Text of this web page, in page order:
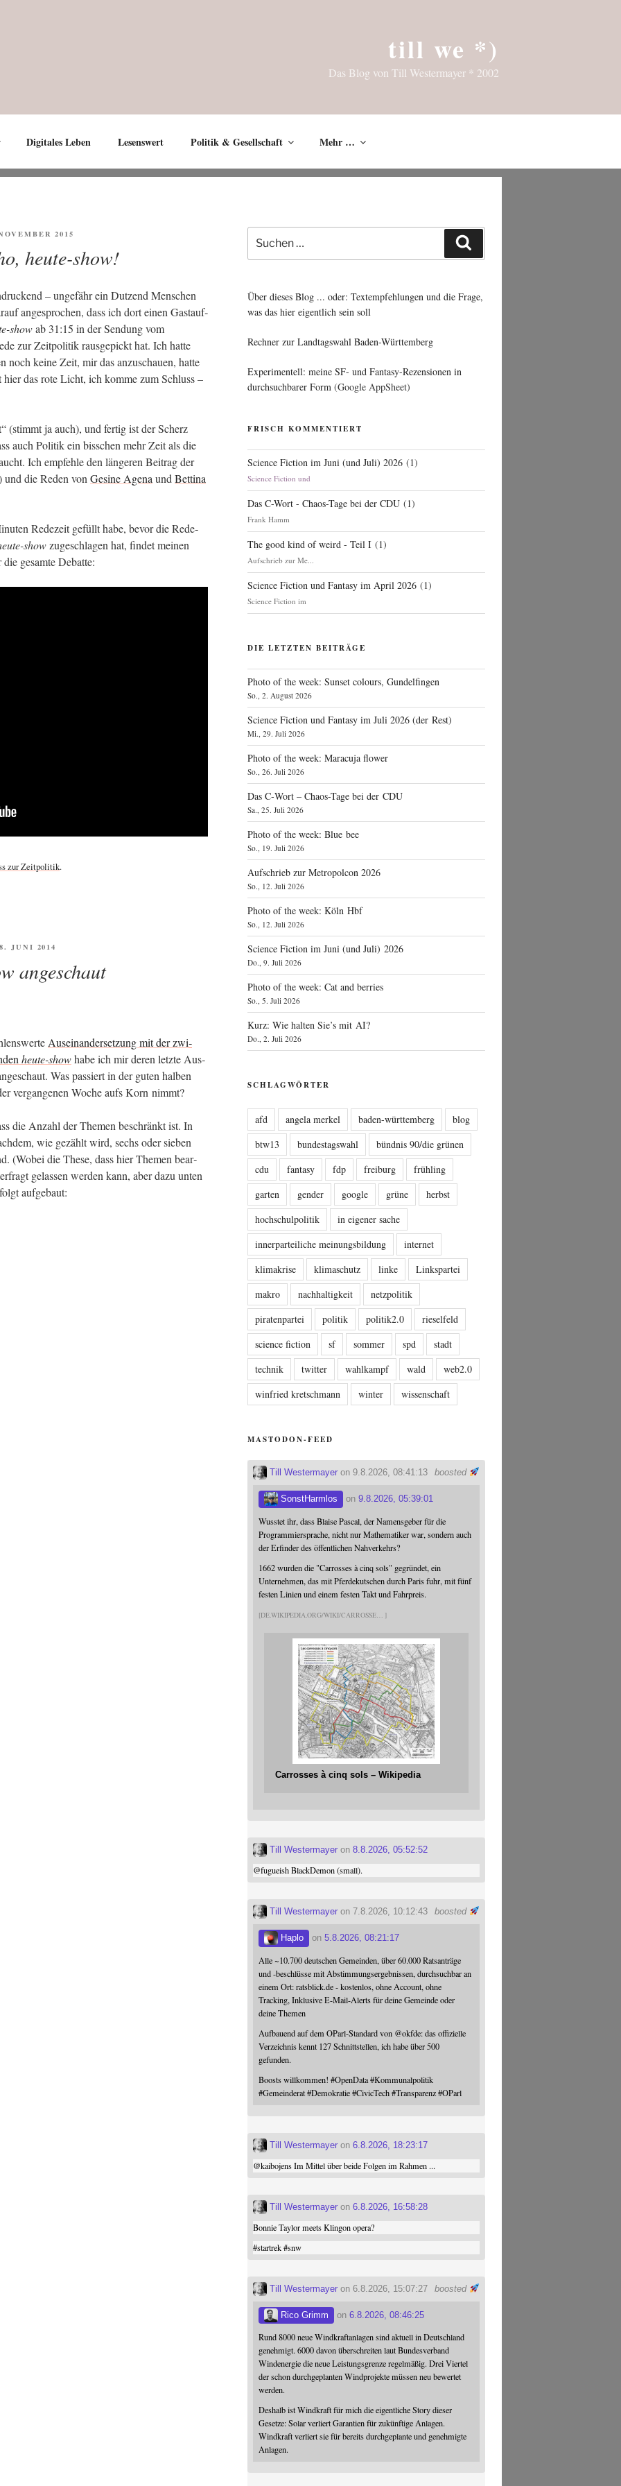
till we *)
Das Blog von Till Westermayer * 2002
Digitales Leben Lesenswert Politik & Gesellschaft Mehr …
2015
heute-show!
– unge­fähr ein Dut­zend Men­schen
ange­spro­chen, dass ich dort einen Gast­auf­
showab 31:15 in der Sen­dung vom
zur Zeit­po­li­tik raus­ge­pickt hat. Ich hat­te
kei­ne Zeit, mir das anzu­schau­en, hat­te
das rote Licht, ich kom­me zum Schluss –
(stimmt ja auch), und fer­tig ist der Scherz
auch Poli­tik ein biss­chen mehr Zeit als die
Ich emp­feh­le den län­ge­ren Bei­trag der
die Reden von Gesi­ne Age­na und Bet­ti­na
Rede­zeit gefüllt habe, bevor die Rede­
showzuge­schla­gen hat, fin­det mei­nen
gesam­te Debatte:
zur Zeit­po­li­tik.
JUNI 2014
angeschaut
Aus­ein­an­der­set­zung mit der zwi­
heu­te-showhabe ich mir deren letz­te Aus­
Was pas­siert in der guten hal­ben
ver­gan­ge­nen Woche aufs Korn nimmt?
die Anzahl der The­men beschränkt ist. In
wie gezählt wird, sechs oder sie­ben
(Wobei die The­se, dass hier The­men bear­
gelas­sen wer­den kann, aber dazu unten
aufgebaut:
Suche
nach:
Über dieses Blog ... oder: Textempfehlungen und die Frage,
was das hier eigentlich sein soll
Rechner zur Landtagswahl Baden-Württemberg
Experimentell: meine SF- und Fantasy-Rezensionen in
durchsuchbarer Form (Google AppSheet)
FRISCH KOMMENTIERT
Science Fiction im Juni (und Juli) 2026 (1)
Science Fiction und
Das C-Wort - Chaos-Tage bei der CDU (1)
Frank Hamm
The good kind of weird - Teil I (1)
Aufschrieb zur Me...
Science Fiction und Fantasy im April 2026 (1)
Science Fiction im
DIE LETZTEN BEITRÄGE
Photo of the week: Sunset colours, Gundelfingen
So., 2. August 2026
Science Fiction und Fantasy im Juli 2026 (der Rest)
Mi., 29. Juli 2026
Photo of the week: Maracuja flower
So., 26. Juli 2026
Das C‑Wort – Chaos-Tage bei der CDU
Sa., 25. Juli 2026
Photo of the week: Blue bee
So., 19. Juli 2026
Aufschrieb zur Metropolcon 2026
So., 12. Juli 2026
Photo of the week: Köln Hbf
So., 12. Juli 2026
Science Fiction im Juni (und Juli) 2026
Do., 9. Juli 2026
Photo of the week: Cat and berries
So., 5. Juli 2026
Kurz: Wie halten Sie’s mit AI?
Do., 2. Juli 2026
SCHLAGWÖRTER
afd angela merkel baden-württemberg
blog
btw13
bundestagswahl
bündnis 90/die grünen
cdu
fantasy fdp freiburg
frühling
garten
gender google grüne
herbst
hochschulpolitik
in eigener sache
innerparteiliche meinungsbildung
internet
klimakrise
klimaschutz linke
Linkspartei
makro
nachhaltigkeit
netzpolitik
piratenpartei
politik politik2.0
rieselfeld
science fiction
sf sommer spd
stadt
technik
twitter wahlkampf wald
web2.0
winfried kretschmann
winter wissenschaft
MASTODON-FEED
boosted
Till Westermayer on 9.8.2026, 08:41:13
SonstHarmlos on9.8.2026, 05:39:01
Wusstet ihr, dass Blaise Pascal, der Namensgeber für die
Programmiersprache, nicht nur Mathematiker war, sondern auch
der Erfinder des öffentlichen Nahverkehrs?
1662 wurden die "Carrosses à cinq sols" gegründet, ein
Unternehmen, das mit Pferdekutschen durch Paris fuhr, mit fünf
festen Linien und einem festen Takt und Fahrpreis.
DE.WIKIPEDIA.ORG/WIKI/CARROSSE
Carrosses à cinq sols – Wikipedia
Till Westermayer on8.8.2026, 05:52:52
@fugueishBlackDemon (small).
boosted
Till Westermayer on 7.8.2026, 10:12:43
Haplo on5.8.2026, 08:21:17
Alle ~10.700 deutschen Gemeinden, über 60.000 Ratsanträge
und -beschlüsse mit Abstimmungsergebnissen, durchsuchbar an
einem Ort: ratsblick.de - kostenlos, ohne Account, ohne
Tracking, Inklusive E-Mail-Alerts für deine Gemeinde oder
deine Themen
Aufbauend auf dem OParl-Standard von @okfde: das offizielle
Verzeichnis kennt 127 Schnittstellen, ich habe über 500
gefunden.
Boosts willkommen!#OpenData #Kommunalpolitik
#Gemeinderat #Demokratie #CivicTech #Transparenz #OParl
Till Westermayer on6.8.2026, 18:23:17
@kaibojensIm Mittel über beide Folgen im Rahmen ...
Till Westermayer on6.8.2026, 16:58:28
Bonnie Taylor meets Klingon opera?
#startrek #snw
boosted
Till Westermayer on 6.8.2026, 15:07:27
Rico Grimm on6.8.2026, 08:46:25
Rund 8000 neue Windkraftanlagen sind aktuell in Deutschland
genehmigt. 6000 davon überschreiten laut Bundesverband
Windenergie die neue Leistungsgrenze regelmäßig. Drei Viertel
der schon durchgeplanten Windprojekte müssen neu bewertet
werden.
Deshalb ist Windkraft für mich die eigentliche Story dieser
Gesetze: Solar verliert Garantien für zukünftige Anlagen.
Windkraft verliert sie für bereits durchgeplante und genehmigte
Anlagen.